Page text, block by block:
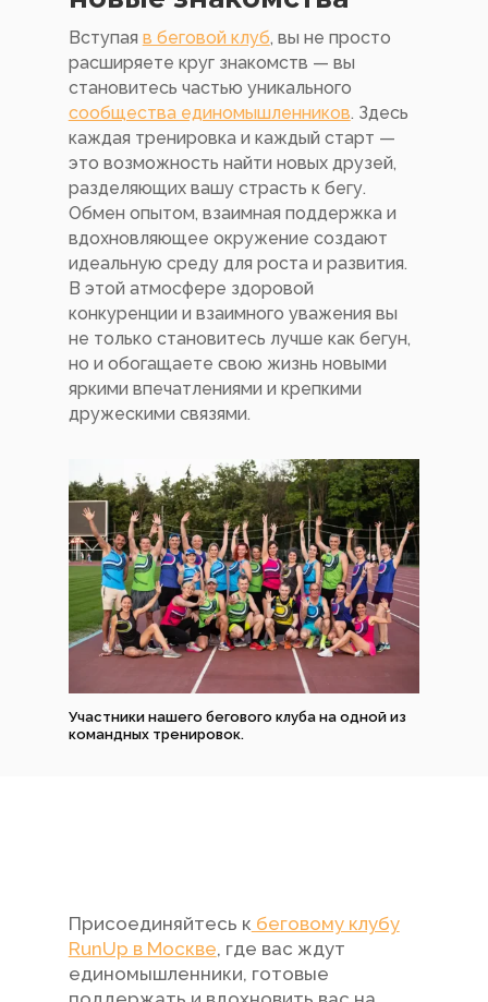
Вступая в беговой клуб, вы не просто
расширяете круг знакомств — вы
становитесь частью уникального
сообщества единомышленников. Здесь
каждая тренировка и каждый старт —
это возможность найти новых друзей,
разделяющих вашу страсть к бегу.
Обмен опытом, взаимная поддержка и
вдохновляющее окружение создают
идеальную среду для роста и развития.
В этой атмосфере здоровой
конкуренции и взаимного уважения вы
не только становитесь лучше как бегун,
но и обогащаете свою жизнь новыми
яркими впечатлениями и крепкими
дружескими связями.
Участники нашего бегового клуба на одной из
командных тренировок.
Присоединяйтесь к беговому клубу
RunUp в Москве, где вас ждут
единомышленники, готовые